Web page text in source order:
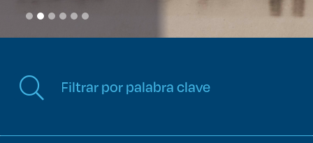
Enlaces de interés